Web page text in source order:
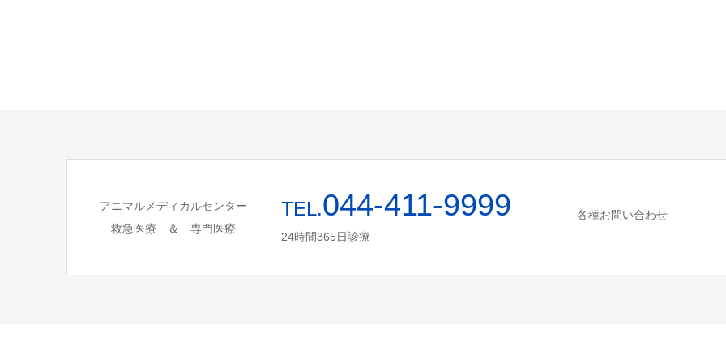
アニマルメディカルセンター
救急医療 ＆ 専門医療
TEL.044-411-9999
24時間365日診療
各種お問い合わせ